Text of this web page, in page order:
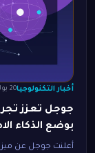
أخبار التكنولوجيا20 يوليو 2026
جوجل تعزز
بوضع الذكاء
أعلنت جوجل عن